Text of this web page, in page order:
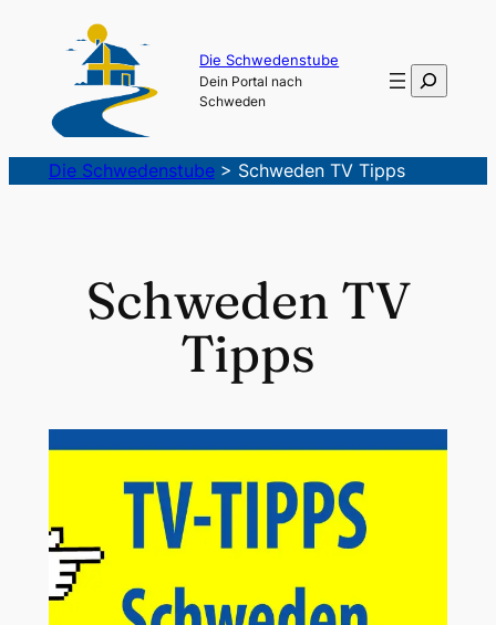
springen
Die Schwedenstube
Dein Portal nach
Schweden
Suchen
Die Schwedenstube> Schweden TV Tipps
Schweden TV
Tipps